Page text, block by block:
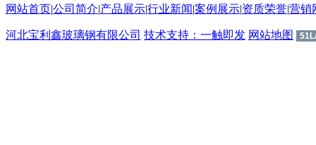
网站首页|公司简介|产品展示|行业新闻|案例展示|资质荣誉|营销
河北宝利鑫玻璃钢有限公司 技术支持：一触即发 网站地图